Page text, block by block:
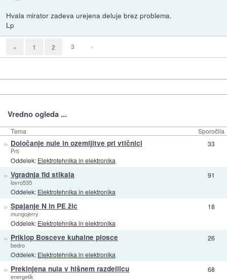
Hvala mirator zadeva urejena deluje brez problema.
Lp
« 1 2 3 »
Vredno ogleda ...
Tema Sporočila
» Določanje nule in ozemljitve pri vtičnici
Prti
Oddelek: Elektrotehnika in elektronika
33
» Vgradnja fid stikala
lovro535
Oddelek: Elektrotehnika in elektronika
91
» Spajanje N in PE žic
mungojerry
Oddelek: Elektrotehnika in elektronika
18
» Priklop Bosceve kuhalne plosce
bedro
Oddelek: Elektrotehnika in elektronika
26
» Prekinjena nula v hišnem razdelilcu
energetik
68